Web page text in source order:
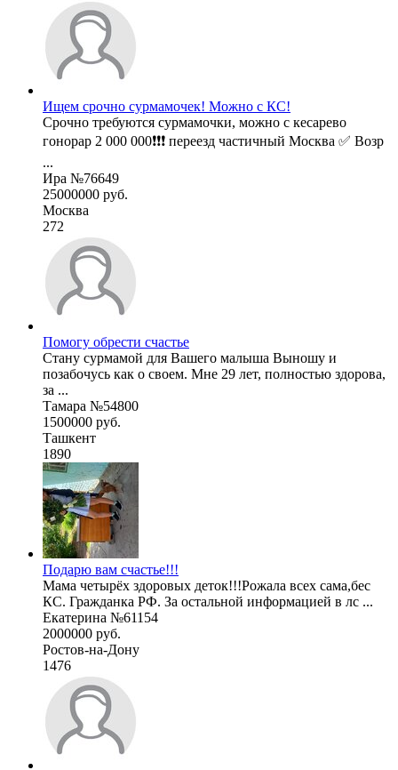
Ищем срочно сурмамочек! Можно с КС!
Срочно требуются сурмамочки, можно с кесарево
гонорар 2 000 000❗❗❗ переезд частичный Москва ✅ Возр
...
Ира №76649
25000000 руб.
Москва
272
Помогу обрести счастье
Стану сурмамой для Вашего малыша Выношу и
позабочусь как о своем. Мне 29 лет, полностью здорова,
за ...
Тамара №54800
1500000 руб.
Ташкент
1890
Подарю вам счастье!!!
Мама четырёх здоровых деток!!!Рожала всех сама,бес
КС. Гражданка РФ. За остальной информацией в лс ...
Екатерина №61154
2000000 руб.
Ростов-на-Дону
1476